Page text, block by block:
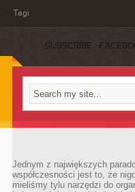
Tagi
SUBSCRIBE
Jednym z największych
współczesności jest to, że
mieliśmy tylu narzędzi do